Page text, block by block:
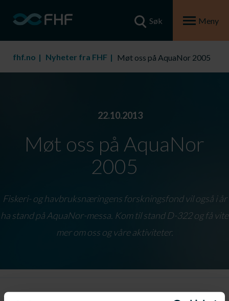
Søk Meny
fhf.no Nyheter fra FHF Møt oss på AquaNor 2005
22.10.2013
Møt oss på AquaNor
2005
Fiskeri- og havbruksnæringens forskningsfond vil også i år
ha stand på AquaNor-messa. Kom til stand D-322 og få vite
mer om oss og våre aktiviteter.